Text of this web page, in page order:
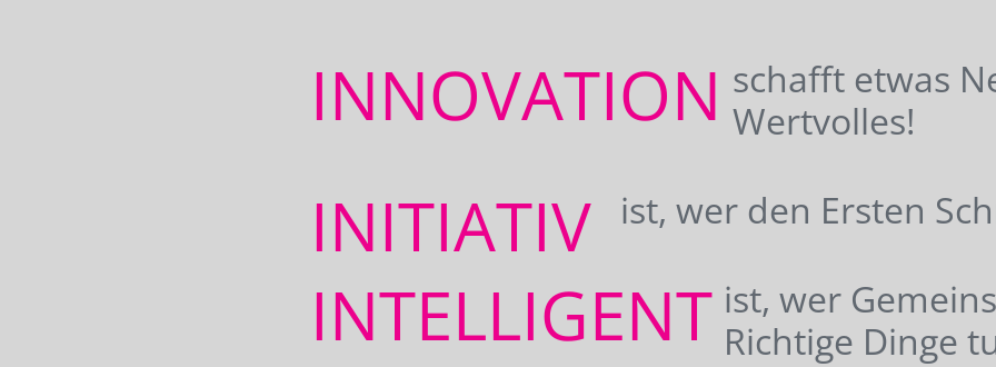
INNOVATION schafft etwas
Wertvolles!
INITIATIV ist, wer den Ersten
INTELLIGENT ist, wer
Richtige Dinge